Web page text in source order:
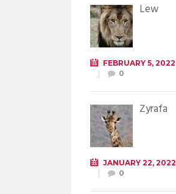
Lew
FEBRUARY 5, 2022
0
Żyrafa
JANUARY 22, 2022
0